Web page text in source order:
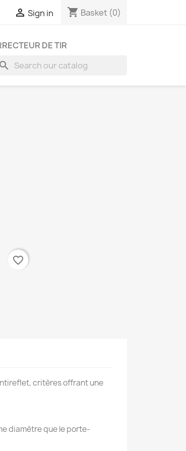
 Sign in shopping_cart Basket (0)
DE TIR
search
favorite_border
critères offrant une
diamètre que le porte-